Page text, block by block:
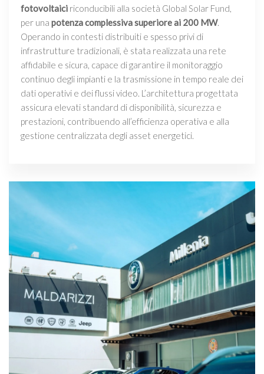
fotovoltaici riconducibili alla società Global Solar Fund,
per una potenza complessiva superiore ai 200 MW.
Operando in contesti distribuiti e spesso privi di
infrastrutture tradizionali, è stata realizzata una rete
affidabile e sicura, capace di garantire il monitoraggio
continuo degli impianti e la trasmissione in tempo reale dei
dati operativi e dei flussi video. L’architettura progettata
assicura elevati standard di disponibilità, sicurezza e
prestazioni, contribuendo all’efficienza operativa e alla
gestione centralizzata degli asset energetici.